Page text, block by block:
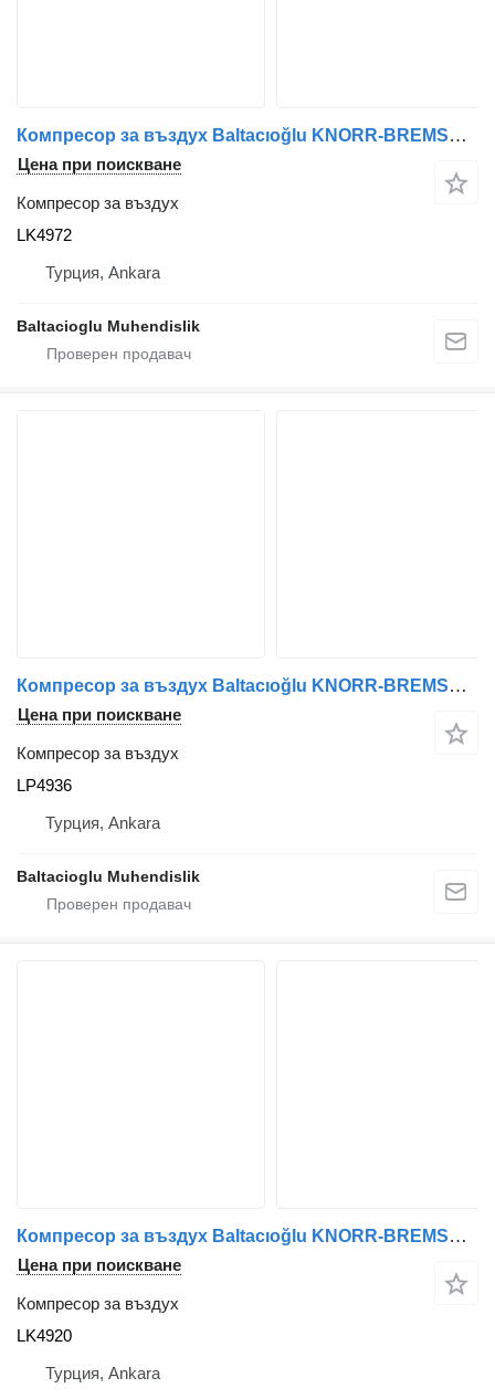
Компресор за въздух Baltacıoğlu KNORR-BREMSE LK4972 за автобус
Цена при поискване
Компресор за въздух
LK4972
Турция, Ankara
Baltacioglu Muhendislik
Компресор за въздух Baltacıoğlu KNORR-BREMSE LP4936 за автобус
Цена при поискване
Компресор за въздух
LP4936
Турция, Ankara
Baltacioglu Muhendislik
Компресор за въздух Baltacıoğlu KNORR-BREMSE LK4920 за автобус
Цена при поискване
Компресор за въздух
LK4920
Турция, Ankara